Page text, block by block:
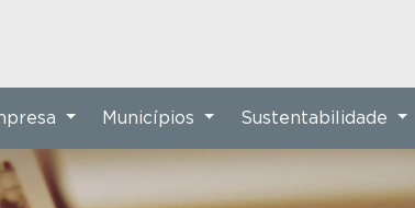
Municípios Sustentabilidade